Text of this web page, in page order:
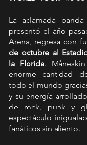
La aclamada
presentó el año
Arena, regresa con
de octubre al
la Florida.
enorme cantidad
todo el mundo
y su energía
de rock, punk y
espectáculo
fanáticos sin aliento.